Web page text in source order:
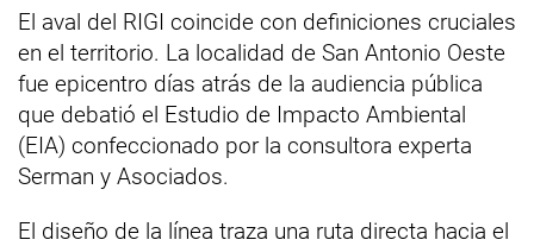
El aval del RIGI coincide con definiciones cruciales
en el territorio. La localidad de San Antonio Oeste
fue epicentro días atrás de la audiencia pública
que debatió el Estudio de Impacto Ambiental
(EIA) confeccionado por la consultora experta
Serman y Asociados.
El diseño de la línea traza una ruta directa hacia el